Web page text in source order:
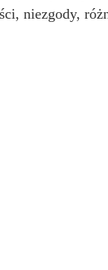
niezgody,